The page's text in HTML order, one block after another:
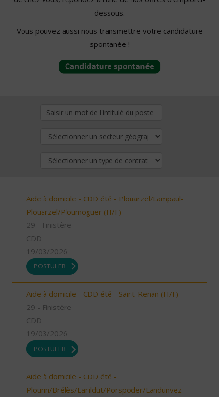
dessous.
Vous pouvez aussi nous transmettre votre candidature
spontanée !
Aide à domicile - CDD été - Plouarzel/Lampaul-
Plouarzel/Ploumoguer (H/F)
29 - Finistère
CDD
19/03/2026
POSTULER
Aide à domicile - CDD été - Saint-Renan (H/F)
29 - Finistère
CDD
19/03/2026
POSTULER
Aide à domicile - CDD été -
Plourin/Brélès/Lanildut/Porspoder/Landunvez